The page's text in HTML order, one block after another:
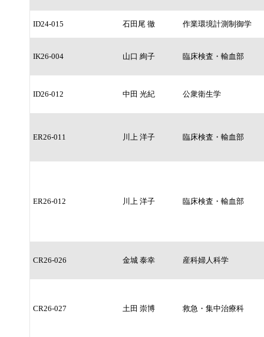
ID24-015 石田尾 徹 作業環境計測制御学
IK26-004 山口 絢子 臨床検査・輸血部
ID26-012 中田 光紀 公衆衛生学
ER26-011 川上 洋子 臨床検査・輸血部
ER26-012 川上 洋子 臨床検査・輸血部
CR26-026 金城 泰幸 産科婦人科学
CR26-027 土田 崇博 救急・集中治療科